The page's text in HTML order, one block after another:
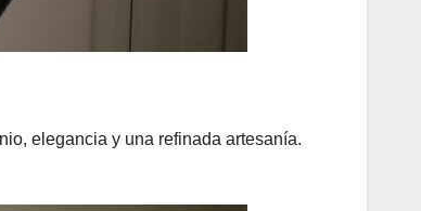
elegancia y una refinada artesanía.